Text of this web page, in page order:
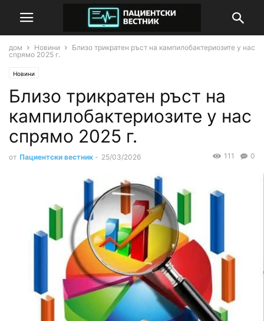
дом Новини
Близо трикратен ръст на кампилобактериозите у нас
спрямо 2025 г.
Новини
Близо трикратен ръст на
кампилобактериозите у нас
спрямо 2025 г.
от Пациентски вестник - 25/03/2026 0
111